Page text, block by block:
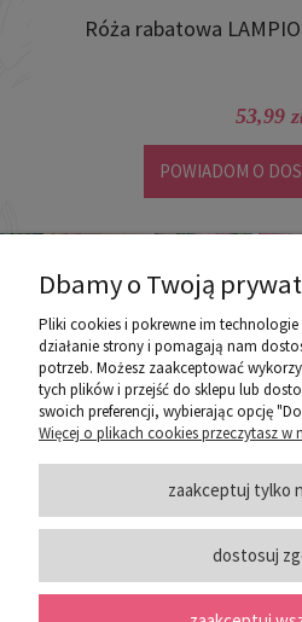
Róża rabatowa
53,99
POWIADOM O
poznaj
ZASADY
Dbamy o Twoją
Pliki cookies i pokrewne im
działanie strony i pomagają nam
potrzeb. Możesz zaakceptować
tych plików i przejść do sklepu lub
swoich preferencji, wybierając opcję
Więcej o plikach cookies przeczytasz w
zaakceptuj tylko
dostosuj